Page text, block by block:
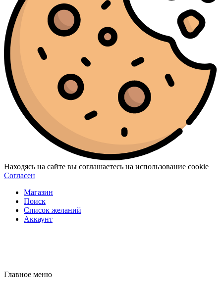
Находясь на сайте вы соглашаетесь на использование cookie
Согласен
Магазин
Поиск
Список желаний
Аккаунт
Главное меню